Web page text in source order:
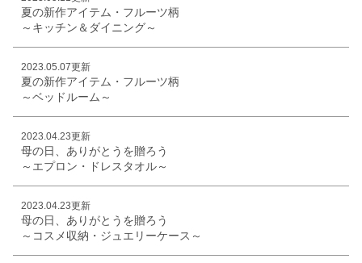
夏の新作アイテム・フルーツ柄
～キッチン＆ダイニング～
2023.05.07更新
夏の新作アイテム・フルーツ柄
～ベッドルーム～
2023.04.23更新
母の日、ありがとうを贈ろう
～エプロン・ドレスタオル～
2023.04.23更新
母の日、ありがとうを贈ろう
～コスメ収納・ジュエリーケース～